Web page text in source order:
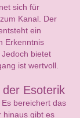
sich für
Kanal. Der
ein
Erkenntnis
bietet
ist wertvoll.
Esoterik
bereichert das
hinaus gibt es